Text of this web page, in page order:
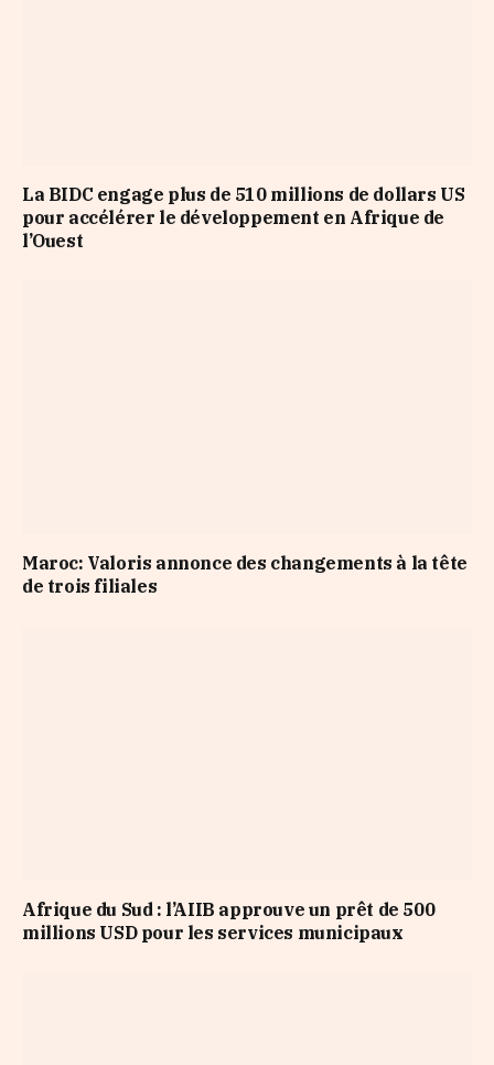
La BIDC engage plus de 510 millions de dollars US
pour accélérer le développement en Afrique de
l’Ouest
Maroc: Valoris annonce des changements à la tête
de trois filiales
Afrique du Sud : l’AIIB approuve un prêt de 500
millions USD pour les services municipaux